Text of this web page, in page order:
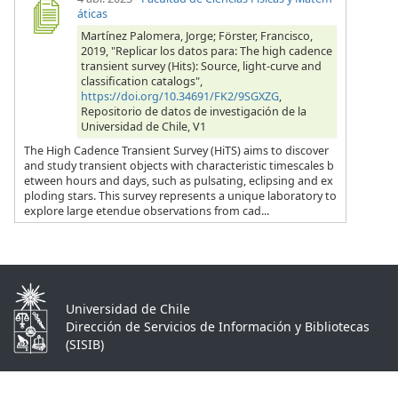
áticas
Martínez Palomera, Jorge; Förster, Francisco,
2019, "Replicar los datos para: The high cadence
transient survey (Hits): Source, light-curve and
classification catalogs",
https://doi.org/10.34691/FK2/9SGXZG,
Repositorio de datos de investigación de la
Universidad de Chile, V1
The High Cadence Transient Survey (HiTS) aims to discover
and study transient objects with characteristic timescales b
etween hours and days, such as pulsating, eclipsing and ex
ploding stars. This survey represents a unique laboratory to
explore large etendue observations from cad...
Universidad de Chile
Dirección de Servicios de Información y Bibliotecas
(SISIB)